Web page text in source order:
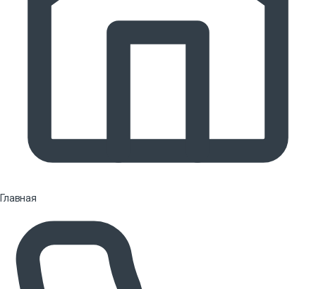
Главная